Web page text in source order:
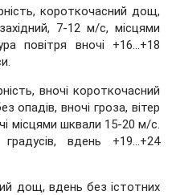
короткочасний дощ,
7-12 м/с, місцями
повітря вночі +16...+18
вночі короткочасний
опадів, вночі гроза, вітер
місцями шквали 15-20 м/с.
вдень +19...+24
дощ, вдень без істотних